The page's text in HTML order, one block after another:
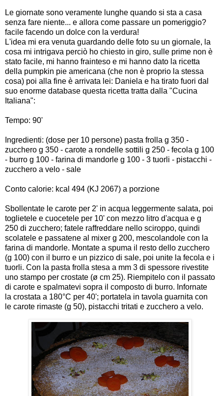
Le giornate sono veramente lunghe quando si sta a casa
senza fare niente... e allora come passare un pomeriggio?
facile facendo un dolce con la verdura!
L'idea mi era venuta guardando delle foto su un giornale, la
cosa mi intrigava perciò ho chiesto in giro, sulle prime non è
stato facile, mi hanno frainteso e mi hanno dato la ricetta
della pumpkin pie americana (che non è proprio la stessa
cosa) poi alla fine è arrivata lei: Daniela e ha tirato fuori dal
suo enorme database questa ricetta tratta dalla "Cucina
Italiana":
Tempo: 90'
Ingredienti: (dose per 10 persone) pasta frolla g 350 -
zucchero g 350 - carote a rondelle sottili g 250 - fecola g 100
- burro g 100 - farina di mandorle g 100 - 3 tuorli - pistacchi -
zucchero a velo - sale
Conto calorie: kcal 494 (KJ 2067) a porzione
Sbollentate le carote per 2' in acqua leggermente salata, poi
toglietele e cuocetele per 10' con mezzo litro d'acqua e g
250 di zucchero; fatele raffreddare nello sciroppo, quindi
scolatele e passatene al mixer g 200, mescolandole con la
farina di mandorle. Montate a spuma il resto dello zucchero
(g 100) con il burro e un pizzico di sale, poi unite la fecola e i
tuorli. Con la pasta frolla stesa a mm 3 di spessore rivestite
uno stampo per crostate (ø cm 25). Riempitelo con il passato
di carote e spalmatevi sopra il composto di burro. Infornate
la crostata a 180°C per 40'; portatela in tavola guarnita con
le carote rimaste (g 50), pistacchi tritati e zucchero a velo.